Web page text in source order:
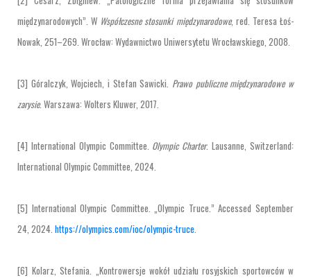
międzynarodowych”. W Współczesne stosunki międzynarodowe, red. Teresa Łoś-
Nowak, 251–269. Wrocław: Wydawnictwo Uniwersytetu Wrocławskiego, 2008.
[3] Góralczyk, Wojciech, i Stefan Sawicki. Prawo publiczne międzynarodowe w
zarysie. Warszawa: Wolters Kluwer, 2017.
[4] International Olympic Committee. Olympic Charter. Lausanne, Switzerland:
International Olympic Committee, 2024.
[5] International Olympic Committee. „Olympic Truce.” Accessed September
24, 2024. https://olympics.com/ioc/olympic-truce
[6] Kolarz, Stefania. „Kontrowersje wokół udziału rosyjskich sportowców w